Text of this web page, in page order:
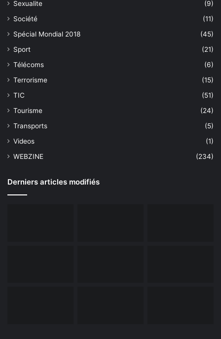
Sexualite
(9)
Société
(11)
Spécial Mondial 2018
(45)
Sport
(21)
Télécoms
(6)
Terrorisme
(15)
TIC
(51)
Tourisme
(24)
Transports
(5)
Videos
(1)
WEBZINE
(234)
Derniers articles modifiés